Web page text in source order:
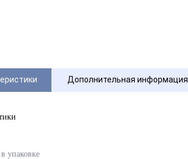
Дополнительная информация
упаковке